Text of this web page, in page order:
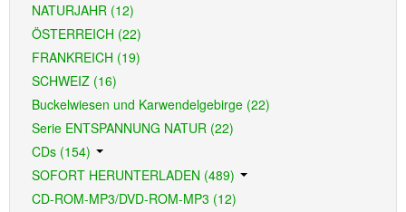
NATURJAHR (12)
ÖSTERREICH (22)
FRANKREICH (19)
SCHWEIZ (16)
Buckelwiesen und Karwendelgebirge (22)
Serie ENTSPANNUNG NATUR (22)
CDs (154)
SOFORT HERUNTERLADEN (489)
CD-ROM-MP3/DVD-ROM-MP3 (12)